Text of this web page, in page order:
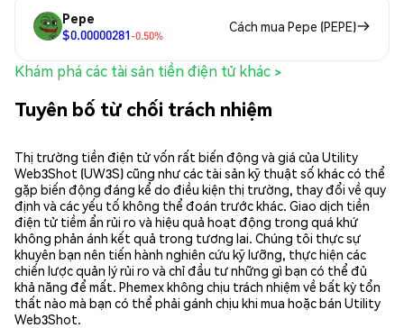
Pepe
$0.00000281-0.50%
Cách mua Pepe (PEPE)
Khám phá các tài sản tiền điện tử khác >
Tuyên bố từ chối trách nhiệm
Thị trường tiền điện tử vốn rất biến động và giá của Utility
Web3Shot (UW3S) cũng như các tài sản kỹ thuật số khác có thể
gặp biến động đáng kể do điều kiện thị trường, thay đổi về quy
định và các yếu tố không thể đoán trước khác. Giao dịch tiền
điện tử tiềm ẩn rủi ro và hiệu quả hoạt động trong quá khứ
không phản ánh kết quả trong tương lai. Chúng tôi thực sự
khuyên bạn nên tiến hành nghiên cứu kỹ lưỡng, thực hiện các
chiến lược quản lý rủi ro và chỉ đầu tư những gì bạn có thể đủ
khả năng để mất. Phemex không chịu trách nhiệm về bất kỳ tổn
thất nào mà bạn có thể phải gánh chịu khi mua hoặc bán Utility
Web3Shot.